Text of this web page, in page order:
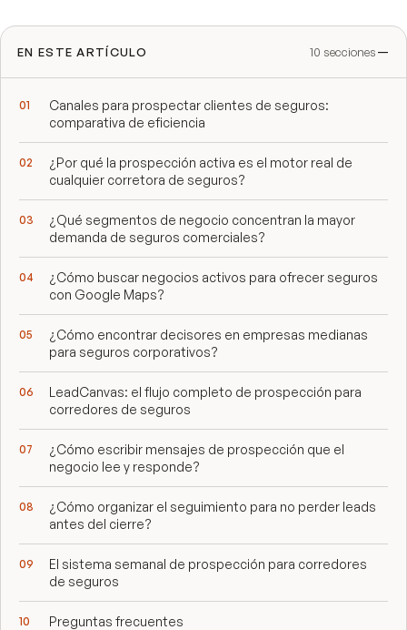
EN ESTE ARTÍCULO 10 secciones
Canales para prospectar clientes de seguros:
comparativa de eficiencia
¿Por qué la prospección activa es el motor real de
cualquier corretora de seguros?
¿Qué segmentos de negocio concentran la mayor
demanda de seguros comerciales?
¿Cómo buscar negocios activos para ofrecer seguros
con Google Maps?
¿Cómo encontrar decisores en empresas medianas
para seguros corporativos?
LeadCanvas: el flujo completo de prospección para
corredores de seguros
¿Cómo escribir mensajes de prospección que el
negocio lee y responde?
¿Cómo organizar el seguimiento para no perder leads
antes del cierre?
El sistema semanal de prospección para corredores
de seguros
Preguntas frecuentes